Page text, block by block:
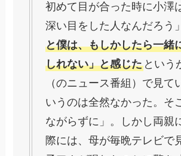
初めて目が合った時に小澤
深い目をした人なんだろう
と僕は、もしかしたら一緒
しれない」と感じた という
（のニュース番組）で見て
いうのは全然なかった。そ
ながらずに」。しかし両親
際には、母が毎晩テレビで